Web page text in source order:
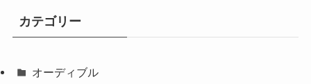
カテゴリー
オーディブル